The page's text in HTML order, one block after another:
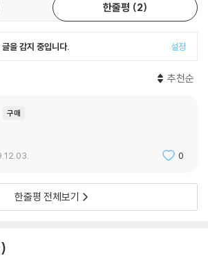
시하고 남편의 말만 듣던 건축사무실 남자 소 장
에 항의하자 보복 운전을 하는 남자(193~195
데 대신 사과하러 오는 여자(188~192쪽) 등 책
체적 사례가 들어 있다. 남자가 여자를 무시하고
남자갑질사회’를 오랜 세월 유지하다 조금씩 변
주변 곳곳에 도사리고 있다. 밤에 길을 걷다가 앞
빨리 걸어가는 것을 보고 자신을 ‘잠재적 범죄자’
하는 은홍에게 혜원은 말한다.
자가 되는 거야. (…) 남자, 여자를 떠나 모두가
법을 찾으면 돼. 그런 걸 찾는 게 페미니즘이야.” 1
을 넘어
한줄평 2
을 감지 중입니다. 설정
추천순
구매
0
한줄평 전체보기